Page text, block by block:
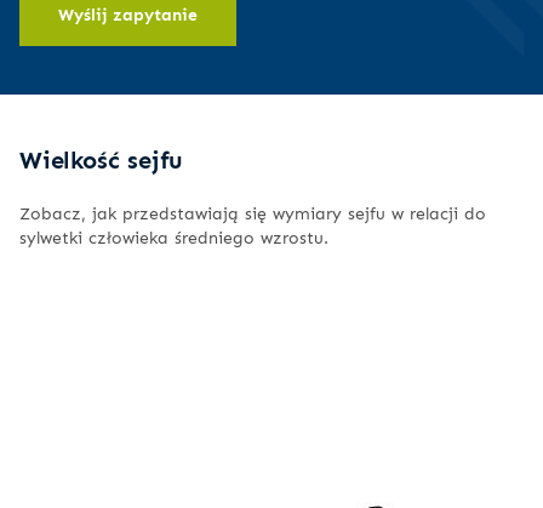
Wyślij zapytanie
Wielkość sejfu
Zobacz, jak przedstawiają się wymiary sejfu w relacji do
sylwetki człowieka średniego wzrostu.